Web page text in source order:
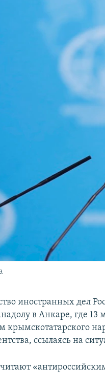
иностранных дел
в Анкаре, где 13
крымскотатарского
ссылаясь на